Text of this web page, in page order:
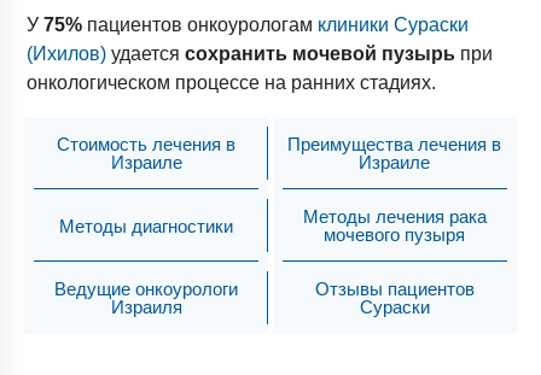
У75% пациентов онкоурологам клиники Сураски
(Ихилов) удаетсясохранить мочевой пузырь при
онкологическом процессе на ранних стадиях.
Стоимость лечения в
Израиле
Преимущества лечения в
Израиле
Методы диагностики
Методы лечения рака
мочевого пузыря
Ведущие онкоурологи
Израиля
Отзывы пациентов
Сураски